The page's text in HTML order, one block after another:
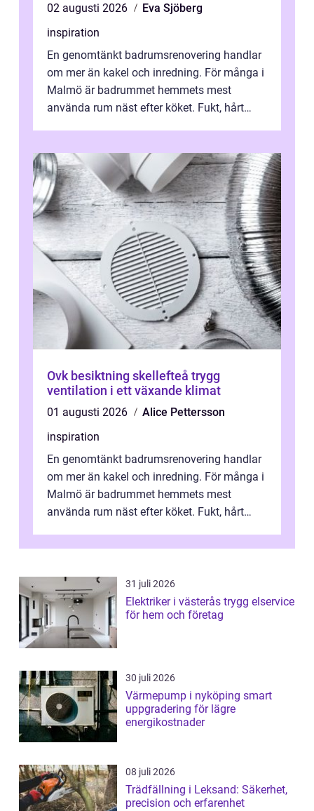
02 augusti 2026
Eva Sjöberg
inspiration
En genomtänkt badrumsrenovering handlar
om mer än kakel och inredning. För många i
Malmö är badrummet hemmets mest
använda rum näst efter köket. Fukt, hårt
Ovk besiktning skellefteå trygg
ventilation i ett växande klimat
01 augusti 2026
Alice Pettersson
inspiration
En genomtänkt badrumsrenovering handlar
om mer än kakel och inredning. För många i
Malmö är badrummet hemmets mest
använda rum näst efter köket. Fukt, hårt
...
31 juli 2026
Elektriker i västerås trygg elservice
för hem och företag
30 juli 2026
Värmepump i nyköping smart
uppgradering för lägre
energikostnader
08 juli 2026
Trädfällning i Leksand: Säkerhet,
precision och erfarenhet